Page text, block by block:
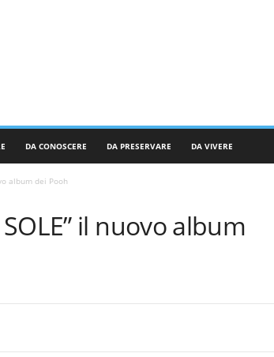
DA CONOSCERE DA PRESERVARE DA VIVERE
album dei Pooh
il nuovo album